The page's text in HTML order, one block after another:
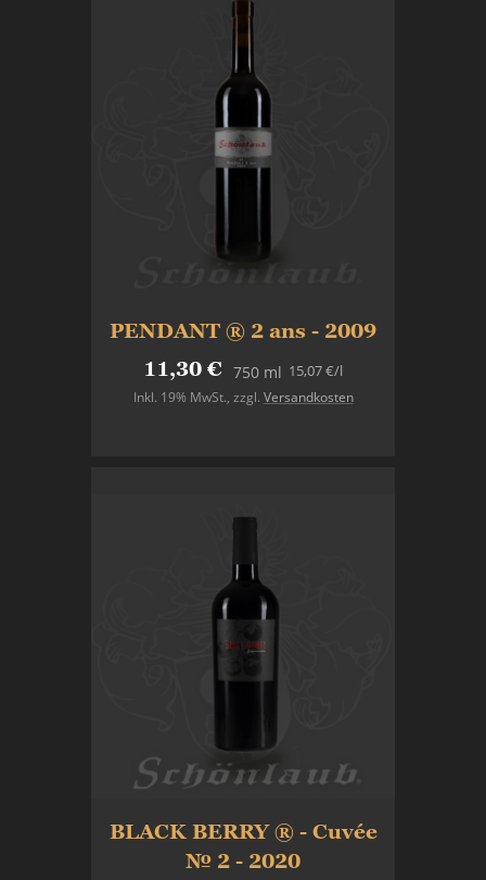
PENDANT ® 2 ans - 2009
11,30 € 750 ml
Inkl. 19% MwSt., zzgl. Versandkosten
15,07 €/l
BLACK BERRY ® - Cuvée
№ 2 - 2020